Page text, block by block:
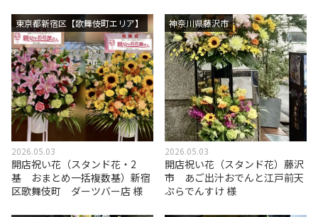
東京都新宿区【歌舞伎町エリア】
2026.05.03
開店祝い花（スタンド花・2
基 おまとめ一括複数基）新宿
区歌舞伎町 ダーツバー店 様
神奈川県藤沢市
2026.05.03
開店祝い花（スタンド花）藤沢
市 あご出汁おでんと江戸前天
ぷらでんすけ 様